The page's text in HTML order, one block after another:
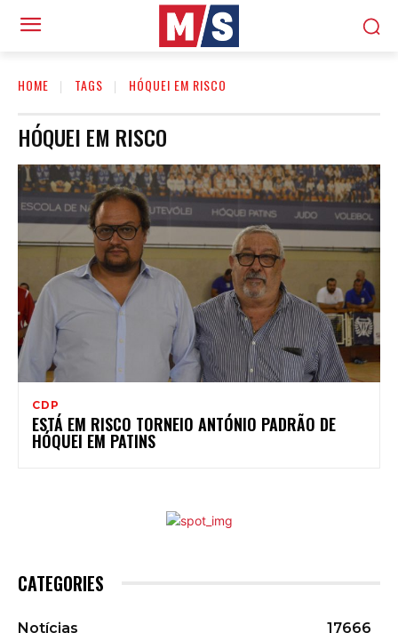
HOME TAGS HÓQUEI EM RISCO
HÓQUEI EM RISCO
CDP
ESTÁ EM RISCO TORNEIO ANTÓNIO PADRÃO DE
HÓQUEI EM PATINS
CATEGORIES
Notícias
17666